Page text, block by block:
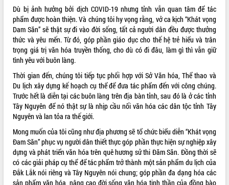
Nâng cao hiệu lực, hiệu quả HĐND
tỉnh thông qua hiện đại hóa hành chính
Xã Ea Phê gắn cải cách hành chính với
chuyển đổi số
Phó Chủ tịch Thường trực UBND tỉnh
Hồ Thị Nguyên Thảo làm việc tại Trung
tâm Phục vụ hành chính công xã Ea
Phê
Xây dựng nền hành chính số đồng
hành cùng nông dân dân, doanh nghiệp
Giai đoạn 2026-2030, Đắk Lắk phấn
đấu có 77% xã đạt chuẩn nông thôn
mới
Chuyển đổi số 'mở đường' cho nông
nghiệp Đắk Lắk tăng trưởng bứt phá
Triển khai đồng bộ đo đạc, lập hồ sơ
Dù bị ảnh hưởng bởi dịch COVID-19 nhưng tỉnh vẫn quan tâm để tác
phẩm được hoàn thiện. Và chúng tôi hy vọng rằng, vở ca kịch “Khát vọng
Dam Săn” sẽ thật sự đi vào đời sống, tất cả người dân đều được thưởng
thức và yêu mến. Từ đó, góp phần giáo dục cho thế hệ trẻ hiểu và trân
trọng giá trị văn hóa truyền thống, cho dù có đi đâu, làm gì thì vẫn giữ
tình yêu với buôn làng.
Thời gian đến, chúng tôi tiếp tục phối hợp với Sở Văn hóa, Thể thao và
Du lịch xây dựng kế hoạch cụ thể để đưa tác phẩm đến với công chúng.
Trước hết là diễn tại các buôn làng trên địa bàn tỉnh, sau đó là ở các tỉnh
Tây Nguyên để nó thật sự là nhịp cầu nối văn hóa các dân tộc tỉnh Tây
Nguyên và lan tỏa ra thế giới.
Mong muốn của tôi cũng như địa phương sẽ tổ chức biểu diễn “Khát vọng
Đam Săn” phục vụ người dân thiết thực góp phần thực hiện sự nghiệp xây
dựng và phát triển văn hóa trên quê hương sử thi Đăm Săn. Đồng thời sẽ
có các giải pháp cụ thể để tác phẩm trở thành một sản phẩm du lịch của
Đắk Lắk nói riêng và Tây Nguyên nói chung; góp phần đa dạng hóa các
sản phẩm văn hóa, nâng cao đời sống văn hóa tinh thần của đồng bào